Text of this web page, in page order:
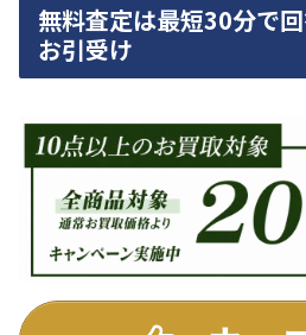
無料査定は最短30分で
お引受け